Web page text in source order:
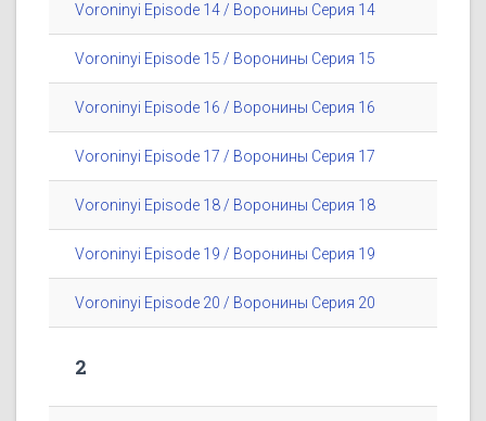
Voroninyi Episode 14 / Воронины Серия 14
Voroninyi Episode 15 / Воронины Серия 15
Voroninyi Episode 16 / Воронины Серия 16
Voroninyi Episode 17 / Воронины Серия 17
Voroninyi Episode 18 / Воронины Серия 18
Voroninyi Episode 19 / Воронины Серия 19
Voroninyi Episode 20 / Воронины Серия 20
2